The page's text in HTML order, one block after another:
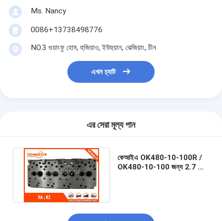
ইঞ্জিন সংযোগ রড
সিলিন্ডার হেড Gasket
কার টারবোচারার
গাড়ী স্টিয়ারিং পাম্প
অটোমোবাইল ইঞ্জিন যন্ত্রাংশ
Ms. Nancy
0086+13738498776
NO.3 গুয়াংফু হোম, হুজিয়াও, ইউহুয়ান, ঝেজিয়াং, চীন
এখন চ্যাট
এর সেরা মূল্য পান
কেআইএ OK480-10-100R /
OK480-10-100 জন্য 2.7 ডি